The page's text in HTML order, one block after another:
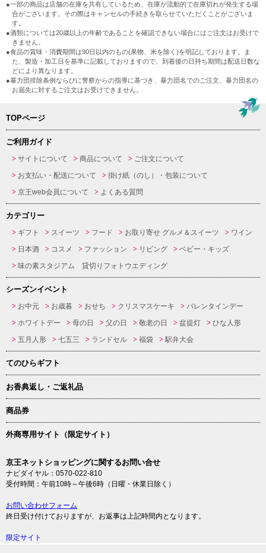
●一部の商品は店舗の在庫を共有しているため、在庫が流動的で在庫切れが発生する場
合がございます。その際はキャンセルの手続きを取らせていただくことがございま
す。
●酒類については20歳以上の年齢であることを確認できない場合にはご注文はお受けで
きません。
●食品の賞味・消費期間は90日以内のもの(果物、米を除く)を明記しております。ま
た、製造・加工日を基準に記載しておりますので、到着後の日持ち期間は配送日数な
どにより異なります。
●暴力団排除条例ならびに警察からの指導に基づき、暴力団名でのご注文、暴力団名の
お届先に対するご注文はお受けできません。
TOPページ
ご利用ガイド
サイトについて 商品について
ご注文について
お支払い・配送について
掛け紙（のし）・包装について
京王web会員について
よくある質問
カテゴリー
ギフト スイーツ フード お取り寄せ グルメ＆スイーツ
ワイン
日本酒
コスメ ファッション リビング
ベビー・キッズ
味の素スタジアム 貸切りフォトウエディング
シーズンイベント
お中元 お歳暮 おせち クリスマスケーキ
バレンタインデー
ホワイトデー
母の日 父の日 敬老の日 盆提灯
ひな人形
五月人形
七五三 ランドセル 福袋 駅弁大会
てのひらギフト
お香典返し・ご返礼品
商品券
外商専用サイト（限定サイト）
京王ネットショッピングに関するお問い合せ
ナビダイヤル：0570-022-810
受付時間：午前10時～午後6時（日曜・休業日除く）
お問い合わせフォーム
終日受け付けておりますが、お返事は上記時間内となります。
限定サイト